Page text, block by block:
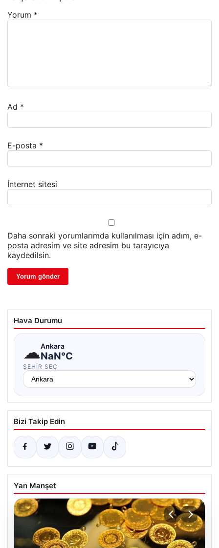
Yorum *
Ad *
E-posta *
İnternet sitesi
Daha sonraki yorumlarımda kullanılması için adım, e-
posta adresim ve site adresim bu tarayıcıya
kaydedilsin.
Hava Durumu
☁Ankara
NaN°C
ŞEHIR SEÇ
Bizi Takip Edin
Yan Manşet